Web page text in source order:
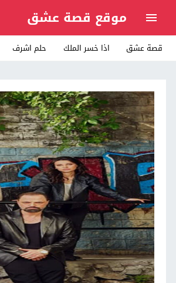
موقع قصة عشق
قصة عشق اذا خسر الملك حلم اشرف